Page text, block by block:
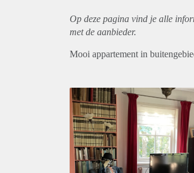
Op deze pagina vind je alle
met de aanbieder.
Mooi appartement in